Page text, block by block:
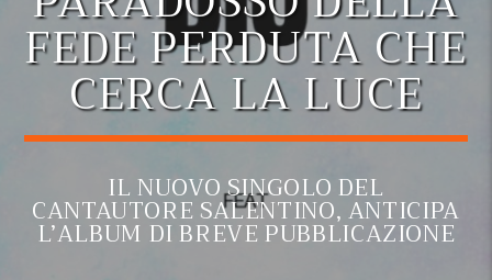
FEDE PERDUTA CHE
CERCA LA LUCE
IL NUOVO SINGOLO DEL
CANTAUTORE SALENTINO, ANTICIPA
L’ALBUM DI BREVE PUBBLICAZIONE